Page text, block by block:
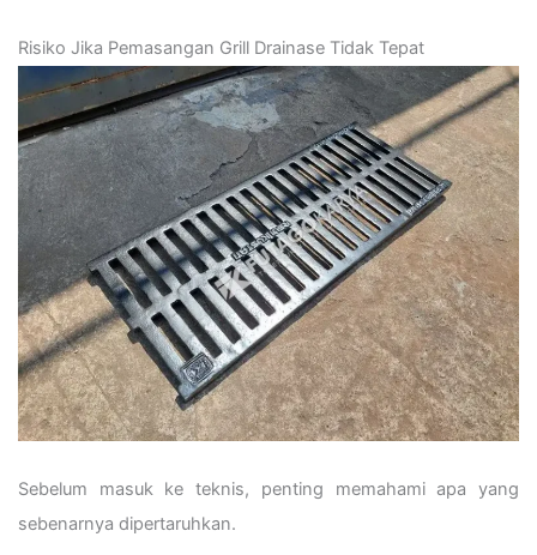
Risiko Jika Pemasangan Grill Drainase Tidak Tepat
Sebelum masuk ke teknis, penting memahami apa yang
sebenarnya dipertaruhkan.